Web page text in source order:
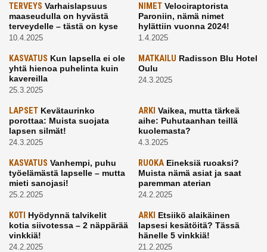
TERVEYS Varhaislapsuus
maaseudulla on hyvästä
terveydelle – tästä on kyse
10.4.2025
NIMETVelociraptorista
Paroniin, nämä nimet
hylättiin vuonna 2024!
1.4.2025
KASVATUS Kun lapsella ei ole
yhtä hienoa puhelinta kuin
kavereilla
25.3.2025
MATKAILU Radisson Blu Hotel
Oulu
24.3.2025
LAPSET Kevätaurinko
porottaa: Muista suojata
lapsen silmät!
24.3.2025
ARKI Vaikea, mutta tärkeä
aihe: Puhutaanhan teillä
kuolemasta?
4.3.2025
KASVATUS Vanhempi, puhu
työelämästä lapselle – mutta
mieti sanojasi!
25.2.2025
RUOKAEineksiä ruoaksi?
Muista nämä asiat ja saat
paremman aterian
24.2.2025
KOTI Hyödynnä talvikelit
kotia siivotessa – 2 näppärää
vinkkiä!
24.2.2025
ARKI Etsiikö alaikäinen
lapsesi kesätöitä? Tässä
hänelle 5 vinkkiä!
21.2.2025